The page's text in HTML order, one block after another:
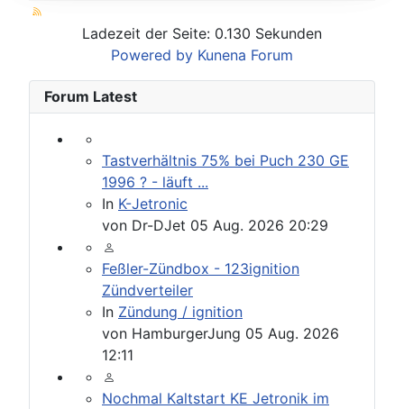
Ladezeit der Seite: 0.130 Sekunden
Powered by Kunena Forum
Forum Latest
Tastverhältnis 75% bei Puch 230 GE
1996 ? - läuft ...
In K-Jetronic
von Dr-DJet 05 Aug. 2026 20:29
Feßler-Zündbox - 123ignition
Zündverteiler
In Zündung / ignition
von HamburgerJung 05 Aug. 2026
12:11
Nochmal Kaltstart KE Jetronik im